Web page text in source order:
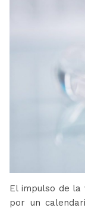
El impulso de la
por un